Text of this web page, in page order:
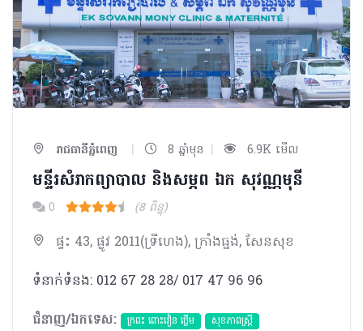
រាជធានីភ្នំពេញ | 8 ឆ្នាំមុន | 6.9K មើល
មន្ទីរសំរាកព្យាបាល និងសម្ភព ឯក សុវណ្ណមុនី
0 (8 ពិន្ទុ)
ផ្ទះ 43, ផ្លូវ 2011(ទ្រីហេង), ក្រាំងធ្នង់, សែនសុខ
ទំនាក់ទំនង: 012 67 28 28/ 017 47 96 96
ជំនាញ/ឯកទេស:
ក្រពះ ពោះវៀន ថ្លើម
សុខភាពស្រ្តី